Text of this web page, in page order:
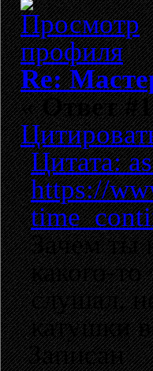
Re:
«Ответ
Цитата:
https://
Зачем ты
какого-
слушал,
катушки
Записан